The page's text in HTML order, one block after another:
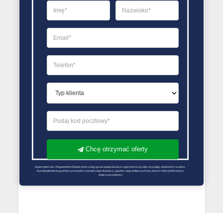
Poza tym za sprawą tego, że są one udostępniane
w internecie, najtańszego dostawcę gazu można z
ich wykorzystaniem wybrać nawet bez
konieczności wychodzenia z domu..
PORÓWNYWARKA OFERT GAZU
Chcę otrzymać oferty
Zapoznałem się z Regulaminem Świadczenie Usług i go akceptuję Każdą ze zgód można wycofać wysyłając wiadomość na adres
biuro@optimalenergy.pl lub w przypadku zewnętrznego dostawcy, zgodnie z jego polityką ochrony danych. Więcej informacji w
polityce prywatności